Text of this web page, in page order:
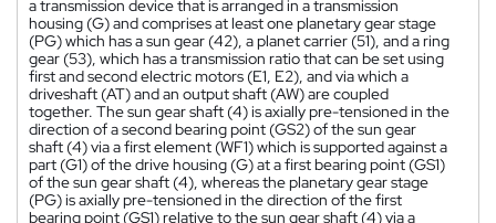
a transmission device that is arranged in a transmission
housing (G) and comprises at least one planetary gear stage
(PG) which has a sun gear (42), a planet carrier (51), and a ring
gear (53), which has a transmission ratio that can be set using
first and second electric motors (E1, E2), and via which a
driveshaft (AT) and an output shaft (AW) are coupled
together. The sun gear shaft (4) is axially pre-tensioned in the
direction of a second bearing point (GS2) of the sun gear
shaft (4) via a first element (WF1) which is supported against a
part (G1) of the drive housing (G) at a first bearing point (GS1)
of the sun gear shaft (4), whereas the planetary gear stage
(PG) is axially pre-tensioned in the direction of the first
bearing point (GS1) relative to the sun gear shaft (4) via a